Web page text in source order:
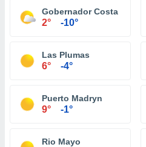
Gobernador Costa
2° -10°
Las Plumas
6° -4°
Puerto Madryn
9° -1°
Rio Mayo